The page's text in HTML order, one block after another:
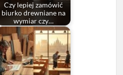
Czy lepiej zamówić
biurko drewniane na
wymiar czy…